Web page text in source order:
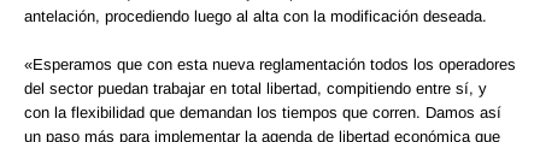
antelación, procediendo luego al alta con la modificación deseada.
«Esperamos que con esta nueva reglamentación todos los operadores
del sector puedan trabajar en total libertad, compitiendo entre sí, y
con la flexibilidad que demandan los tiempos que corren. Damos así
un paso más para implementar la agenda de libertad económica que